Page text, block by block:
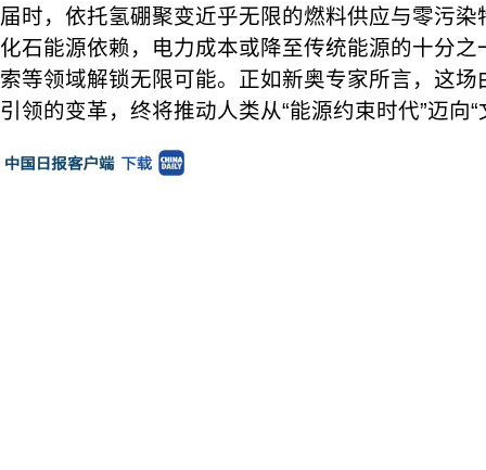
届时，依托氢硼聚变近乎无限的燃料供应与零污
化石能源依赖，电力成本或降至传统能源的十分
索等领域解锁无限可能。正如新奥专家所言，这
引领的变革，终将推动人类从“能源约束时代”迈向